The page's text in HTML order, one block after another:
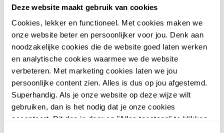
Deze website maakt gebruik van cookies
Cookies, lekker en functioneel. Met cookies maken we
onze website beter en persoonlijker voor jou. Denk aan
noodzakelijke cookies die de website goed laten werken
en analytische cookies waarmee we de website
verbeteren. Met marketing cookies laten we jou
persoonlijke content zien. Alles is dus op jou afgestemd.
Superhandig. Als je onze website op deze wijze wilt
gebruiken, dan is het nodig dat je onze cookies
accepteert. Dit doe je door op "Alles toestaan" te klikken.